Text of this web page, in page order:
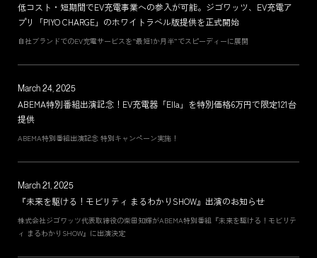
低コスト・短期間でEV充電事業への参入が可能。ジゴワッツ、EV充電ア
プリ「PIYO CHARGE」のホワイトラベル版提供を正式開始
自社ブランドでのEV充電サービスを“最短1か月半”でスピーディーに展開
March 24, 2025
ABEMA特別番組出演記念！EV充電器「Ella」を特別価格6万円で限定121台
提供
ABEMA特別番組出演記念 特別キャンペーン実施！
March 21, 2025
『未来を駆ける！モビリティ まるわかりSHOW』出演のお知らせ
株式会社ジゴワッツ代表取締役の柴田知輝がABEMA特別番組『未来を駆ける！モビリテ
ィ まるわかりSHOW』に出演決定